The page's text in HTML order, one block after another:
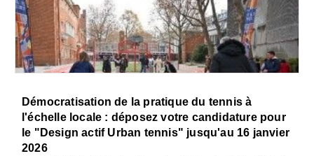
Démocratisation de la pratique du tennis à
l'échelle locale : déposez votre candidature pour
le "Design actif Urban tennis" jusqu'au 16 janvier
2026